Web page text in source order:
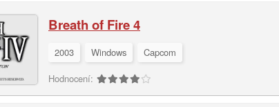
Breath of Fire 4
2003 Windows
Capcom
Hodnocení: